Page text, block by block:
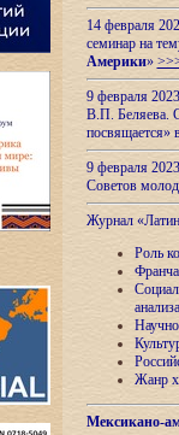
14 февраля
семинар на
Америки»
9 февраля
В.П. Беляева.
посвящается»
9 февраля
Советов
Журнал
Роль
анализа
Жанр
Мексикано-